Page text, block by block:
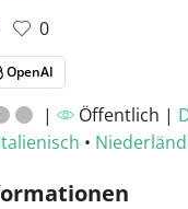
0
OpenAI
| Öffentlich |
•